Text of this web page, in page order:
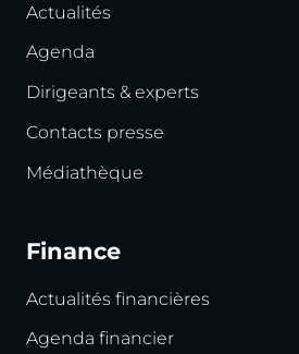
Actualités
Agenda
Dirigeants & experts
Contacts presse
Médiathèque
Finance
Actualités financières
Agenda financier